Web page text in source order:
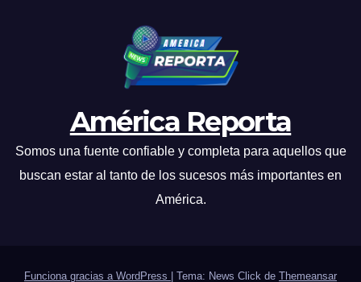
América Reporta
Somos una fuente confiable y completa para aquellos que
buscan estar al tanto de los sucesos más importantes en
América.
Funciona gracias a WordPress Tema: News Click de Themeansar